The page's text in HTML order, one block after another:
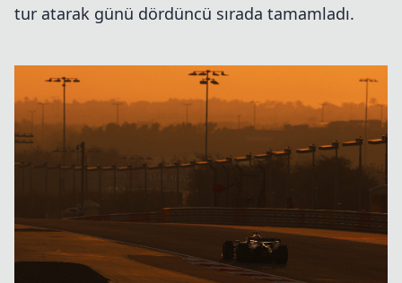
tur atarak günü dördüncü sırada tamamladı.